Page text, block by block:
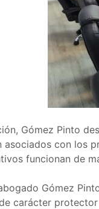
Gómez Pinto
asociados con los
funcionan de
Gómez
carácter